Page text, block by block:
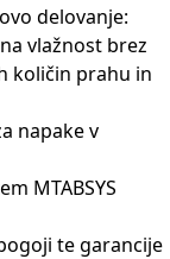
delovanje:
vlažnost brez
količin prahu in
napake v
MTABSYS
te garancije